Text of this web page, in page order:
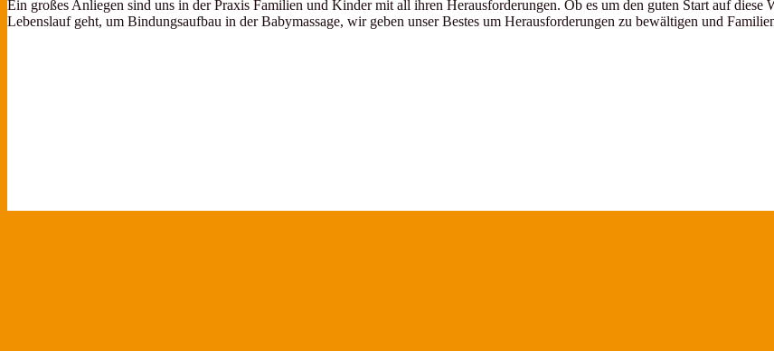
Ein großes Anliegen sind uns in der Praxis Familien und Kinder mit all ihren Herausforderungen. Ob es um den guten Start auf
Lebenslauf geht, um Bindungsaufbau in der Babymassage, wir geben unser Bestes um Herausforderungen zu bewältigen und